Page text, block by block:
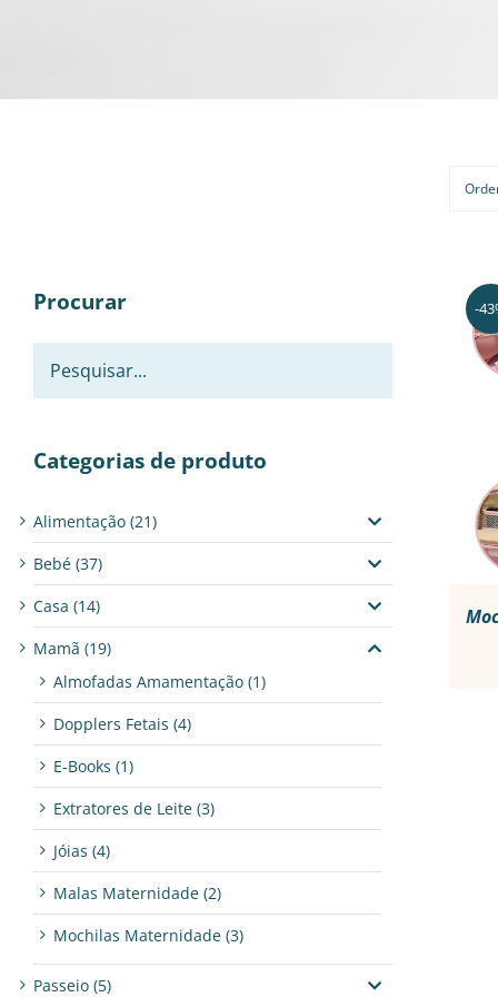
Procurar
Categorias de produto
Alimentação (21)
Bebé (37)
Casa (14)
Mamã (19)
Almofadas Amamentação (1)
Dopplers Fetais (4)
E-Books (1)
Extratores de Leite (3)
Jóias (4)
Malas Maternidade (2)
Mochilas Maternidade (3)
Passeio (5)
-